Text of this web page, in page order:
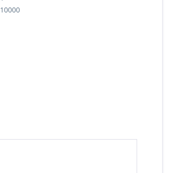
10000